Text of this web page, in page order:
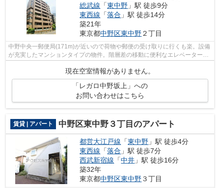
総武線 「東中野 」駅 徒歩9分
東西線 「落合 」駅 徒歩14分
築21年
東京都中野区東中野２丁目
中野中央一郵便局(171m)が近いので荷物や郵便の受け取りに行くも楽。設備
が充実したマンションタイプの物件。階層差の移動に便利なエレベーターが
現在空室情報がありません。
「レガロ中野坂上」への
お問い合わせはこちら
賃貸 | アパート 中野区東中野３丁目のアパート
都営大江戸線 「東中野 」駅 徒歩4分
東西線 「落合 」駅 徒歩7分
西武新宿線 「中井 」駅 徒歩16分
築32年
東京都中野区東中野３丁目